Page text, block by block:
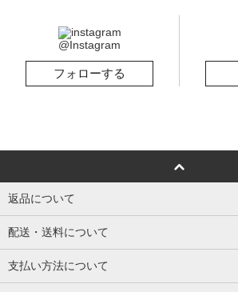
@Instagram
フォローする
返品について
配送・送料について
支払い方法について